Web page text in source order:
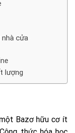
cửa
lượng
Bazơ hữu cơ ít